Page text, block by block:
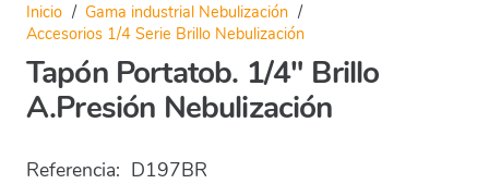
Inicio / Gama industrial Nebulización /
Accesorios 1/4 Serie Brillo Nebulización
Tapón Portatob. 1/4″ Brillo
A.Presión Nebulización
Referencia: D197BR